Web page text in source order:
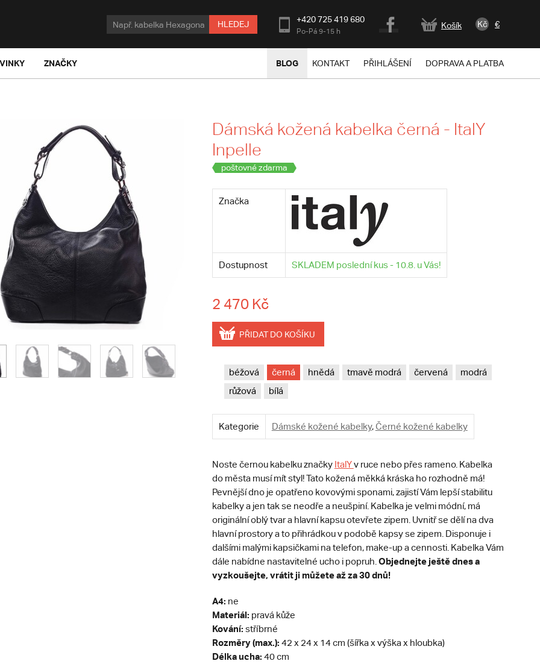
HLEDEJ +420 725 419 680
Po-Pá 9-15 h
Košík Kč €
ZNAČKY BLOG KONTAKT PŘIHLÁŠENÍ DOPRAVA A PLATBA
Dámská kožená kabelka černá - ItalY
Inpelle
poštovné zdarma
Značka
Dostupnost SKLADEM poslední kus - 10.8. u Vás!
2 470 Kč
PŘIDAT DO KOŠÍKU
béžová černá hnědá tmavě modrá červená
modrá
růžová
bílá
Kategorie Dámské kožené kabelky,Černé kožené kabelky
Noste černou kabelku značky ItalYv ruce nebo přes rameno. Kabelka
do města musí mít styl! Tato kožená měkká kráska ho rozhodně má!
Pevnější dno je opatřeno kovovými sponami, zajistí Vám lepší stabilitu
kabelky a jen tak se neodře a neušpiní. Kabelka je velmi módní, má
originální oblý tvar a hlavní kapsu otevřete zipem. Uvnitř se dělí na dva
hlavní prostory a to přihrádkou v podobě kapsy se zipem. Disponuje i
dalšími malými kapsičkami na telefon, make-up a cennosti. Kabelka Vám
dále nabídne nastavitelné ucho i popruh. Objednejte ještě dnes a
vyzkoušejte, vrátit ji můžete až za 30 dnů!
A4: ne
Materiál: pravá kůže
Kování: stříbrné
Rozměry (max.): 42 x 24 x 14 cm (šířka x výška x hloubka)
Délka ucha: 40 cm